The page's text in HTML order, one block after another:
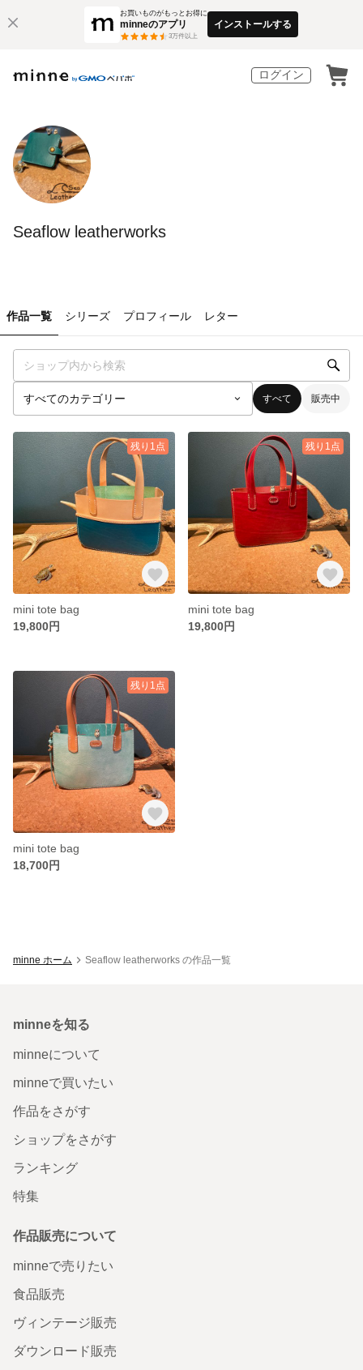
お買いものがもっとお得に
minneのアプリ
3万件以上
インストールする
ログイン
Seaflow leatherworks
作品一覧 シリーズ プロフィール レター
すべて 販売中
残り1点
mini tote bag
19,800円
残り1点
mini tote bag
19,800円
残り1点
mini tote bag
18,700円
minne ホーム Seaflow leatherworks の作品一覧
minneを知る
minneについて
minneで買いたい
作品をさがす
ショップをさがす
ランキング
特集
作品販売について
minneで売りたい
食品販売
ヴィンテージ販売
ダウンロード販売